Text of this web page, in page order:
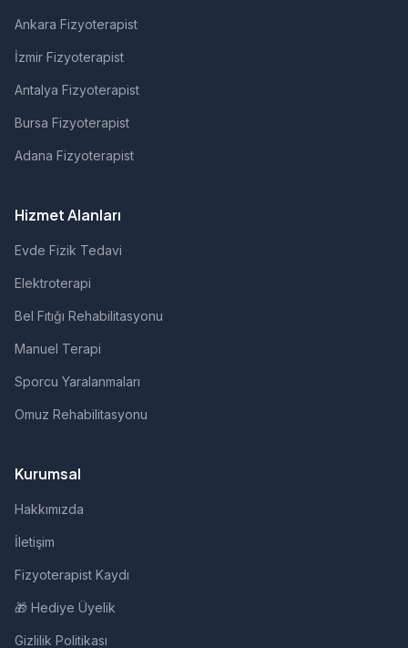
Ankara Fizyoterapist
İzmir Fizyoterapist
Antalya Fizyoterapist
Bursa Fizyoterapist
Adana Fizyoterapist
Hizmet Alanları
Evde Fizik Tedavi
Elektroterapi
Bel Fıtığı Rehabilitasyonu
Manuel Terapi
Sporcu Yaralanmaları
Omuz Rehabilitasyonu
Kurumsal
Hakkımızda
İletişim
Fizyoterapist Kaydı
🎁 Hediye Üyelik
Gizlilik Politikası